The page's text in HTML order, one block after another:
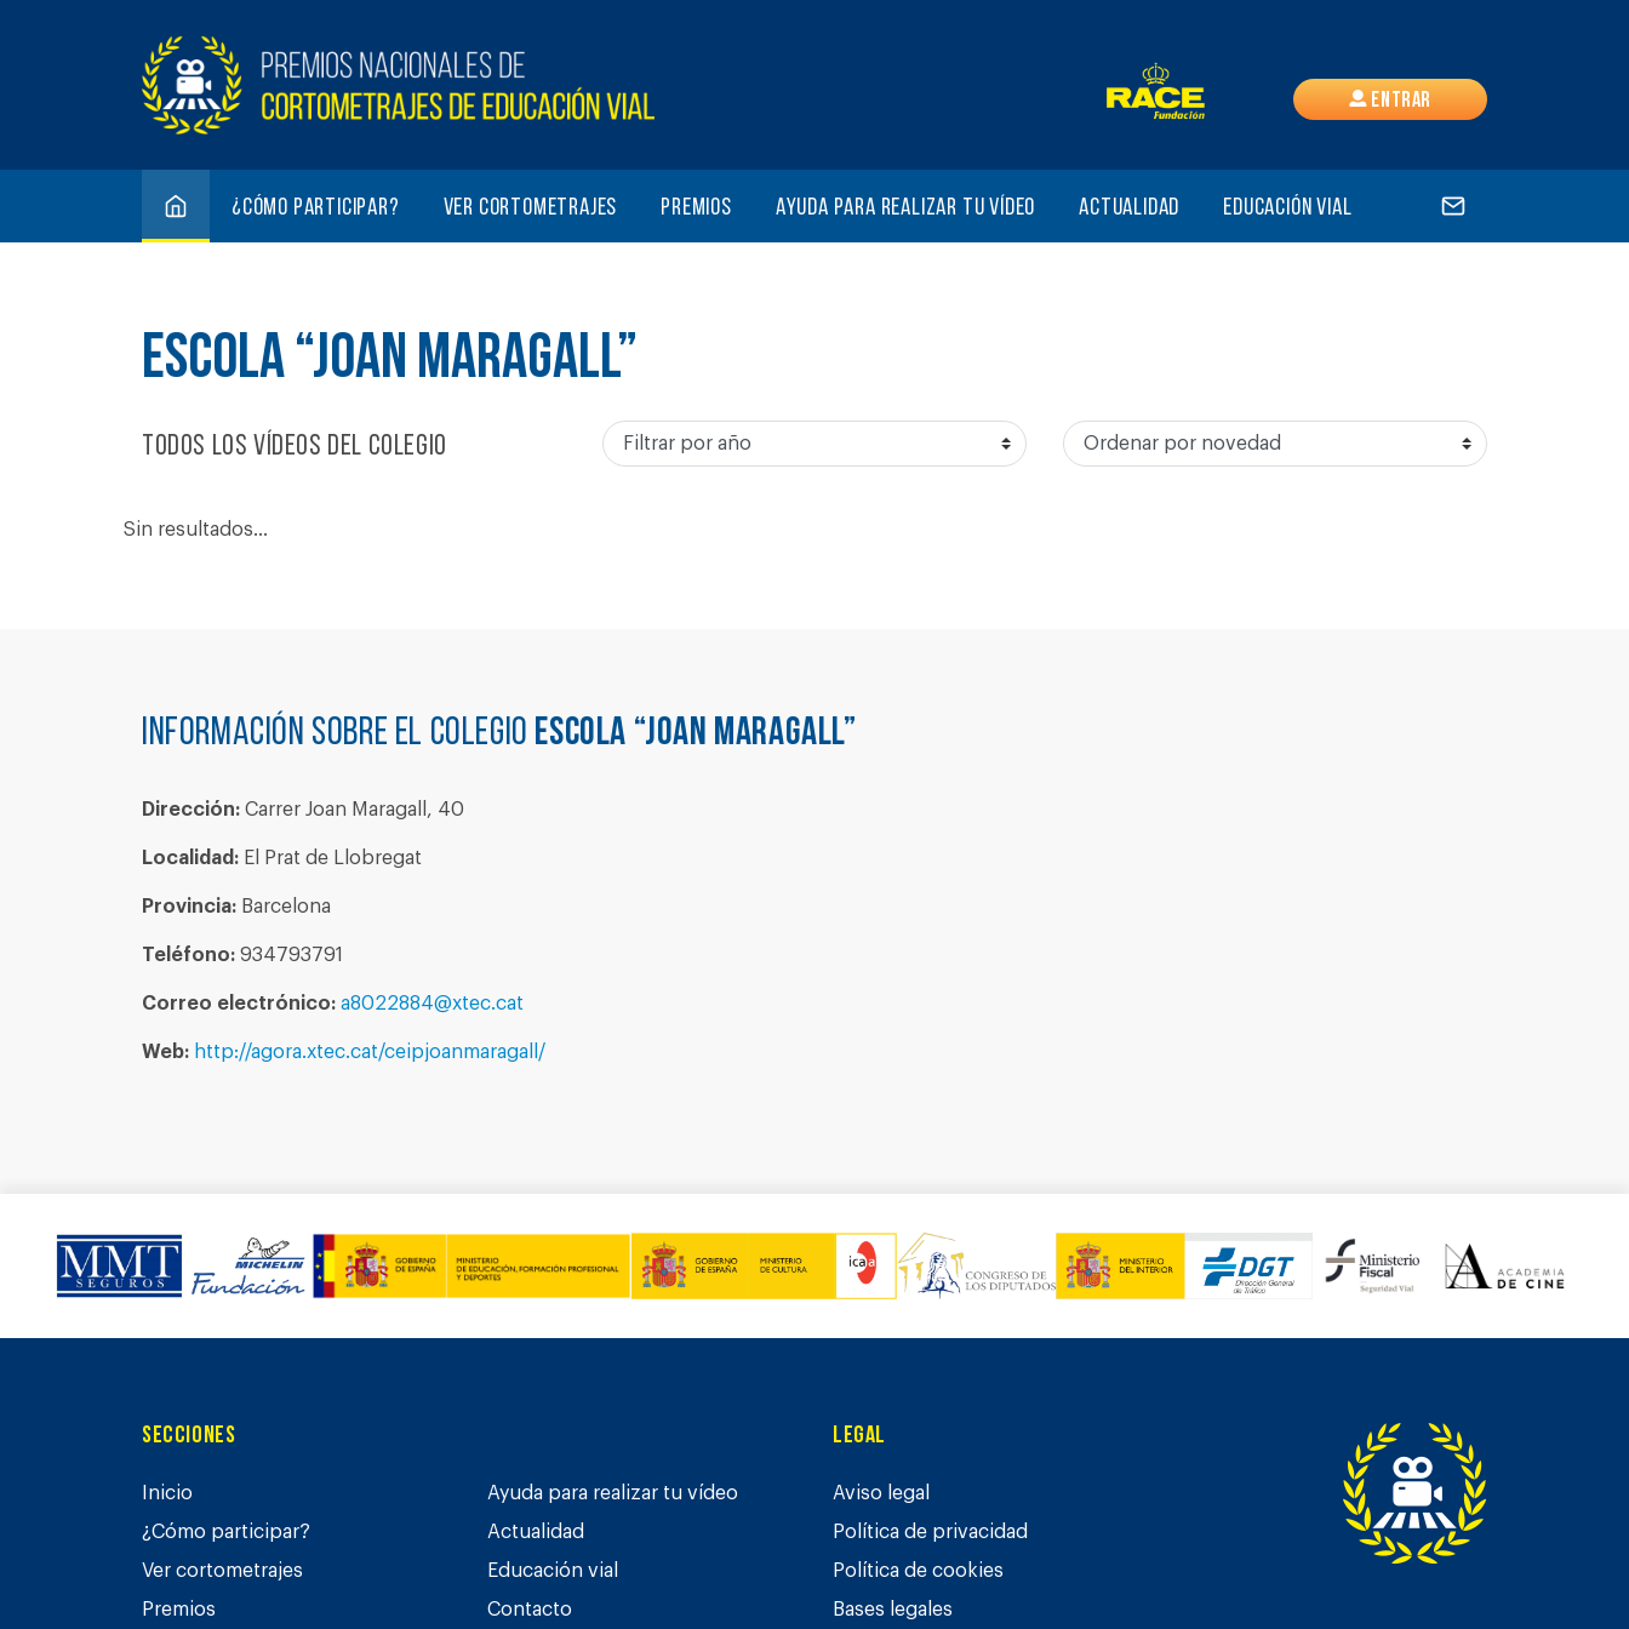
Entrar
¿Cómo participar? Ver cortometrajes Premios Ayuda para realizar tu vídeo Actualidad Educación vial
ESCOLA “JOAN MARAGALL”
Todos los vídeos del colegio
Sin resultados...
Información sobre el colegio ESCOLA “JOAN MARAGALL”
Dirección: Carrer Joan Maragall, 40
Localidad: El Prat de Llobregat
Provincia: Barcelona
Teléfono: 934793791
Correo electrónico: a8022884@xtec.cat
Web: http://agora.xtec.cat/ceipjoanmaragall/
Secciones
Inicio
¿Cómo participar?
Ver cortometrajes
Premios
Ayuda para realizar tu vídeo
Actualidad
Educación vial
Contacto
Legal
Aviso legal
Política de privacidad
Política de cookies
Bases legales